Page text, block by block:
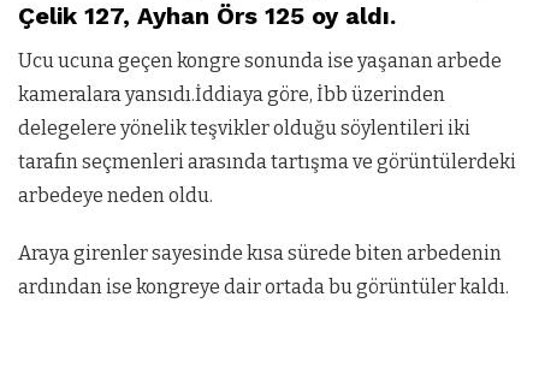
Çelik 127, Ayhan Örs 125 oy aldı.
Ucu ucuna geçen kongre sonunda ise yaşanan arbede
kameralara yansıdı.İddiaya göre, İbb üzerinden
delegelere yönelik teşvikler olduğu söylentileri iki
tarafın seçmenleri arasında tartışma ve görüntülerdeki
arbedeye neden oldu.
Araya girenler sayesinde kısa sürede biten arbedenin
ardından ise kongreye dair ortada bu görüntüler kaldı.